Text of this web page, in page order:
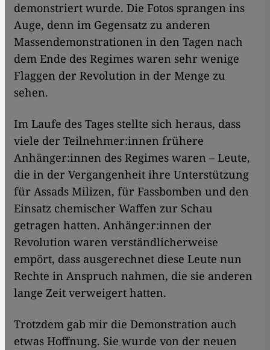
demonstriert wurde. Die Fotos sprangen ins
Auge, denn im Gegensatz zu anderen
Massendemonstrationen in den Tagen nach
dem Ende des Regimes waren sehr wenige
Flaggen der Revolution in der Menge zu
sehen.
Im Laufe des Tages stellte sich heraus, dass
viele der Teilnehmer:innen frühere
Anhänger:innen des Regimes waren – Leute,
die in der Vergangenheit ihre Unterstützung
für Assads Milizen, für Fassbomben und den
Einsatz chemischer Waffen zur Schau
getragen hatten. Anhänger:innen der
Revolution waren verständlicherweise
empört, dass ausgerechnet diese Leute nun
Rechte in Anspruch nahmen, die sie anderen
lange Zeit verweigert hatten.
Trotzdem gab mir die Demonstration auch
etwas Hoffnung. Sie wurde von der neuen